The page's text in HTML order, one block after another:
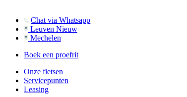
Chat via Whatsapp
Leuven Nieuw
Mechelen
Boek een proefrit
Onze fietsen
Servicepunten
Leasing